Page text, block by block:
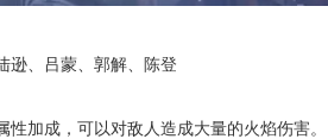
、吕蒙、郭解、陈登
加成，可以对敌人造成大量的火焰伤害。